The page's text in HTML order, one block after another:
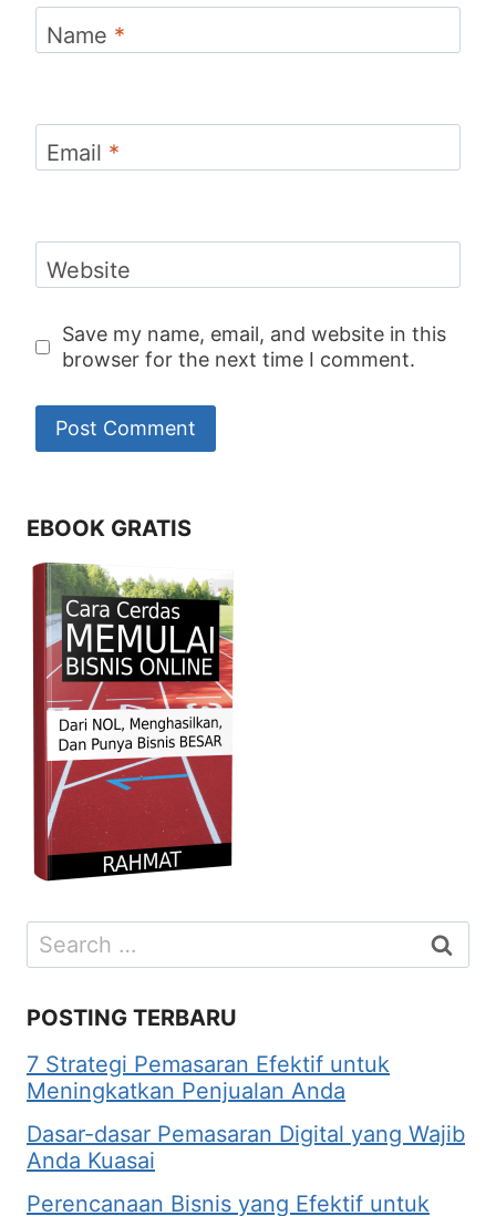
Name *
Email *
Website
Save my name, email, and website in this
browser for the next time I comment.
EBOOK GRATIS
Search
for:
POSTING TERBARU
7 Strategi Pemasaran Efektif untuk
Meningkatkan Penjualan Anda
Dasar-dasar Pemasaran Digital yang Wajib
Anda Kuasai
Perencanaan Bisnis yang Efektif untuk